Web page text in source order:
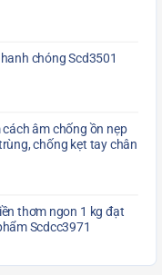
chóng Scd3501
âm chống ồn nẹp
chống kẹt tay chân
thơm ngon 1 kg đạt
Scdcc3971